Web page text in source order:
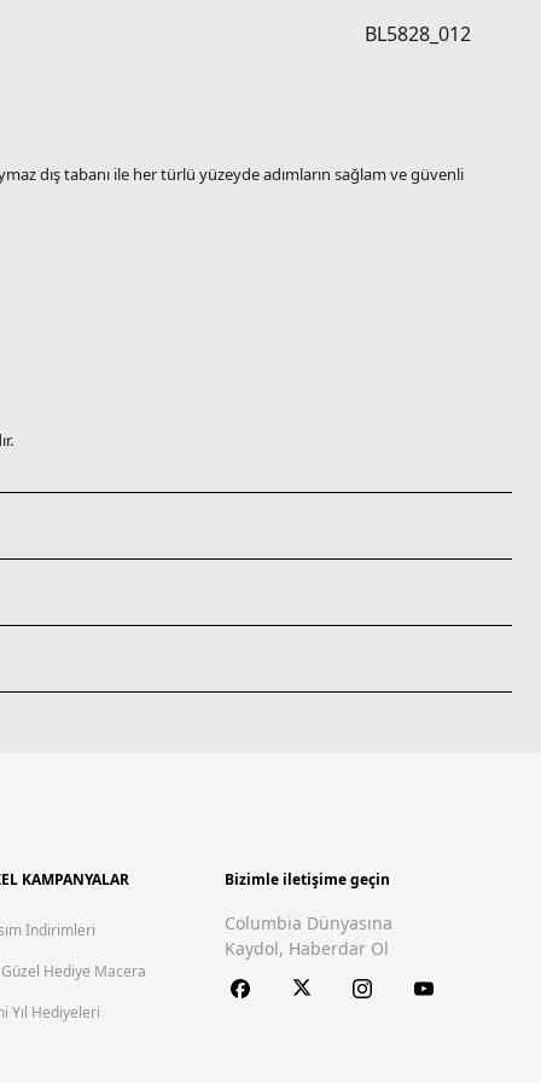
BL5828_012
dış tabanı ile her türlü yüzeyde adımların sağlam ve güvenli
KAMPANYALAR
İndirimleri
Hediye Macera
Yıl Hediyeleri
Bizimle iletişime geçin
Columbia Dünyasına
Kaydol, Haberdar Ol